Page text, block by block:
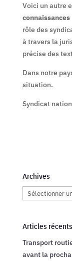
Voici un autre
rôle des
à travers la
précise des
Dans notre
situation.
Syndicat
Archives
Archives
Articles récents
Transport
avant la